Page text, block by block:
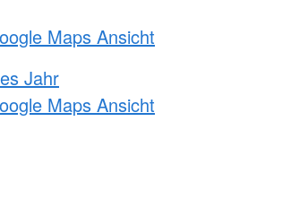
Maps Ansicht
Jahr
Maps Ansicht